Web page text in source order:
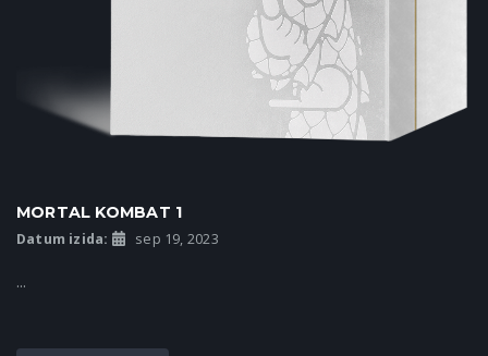
MORTAL KOMBAT 1
Datum izida: sep 19, 2023
...